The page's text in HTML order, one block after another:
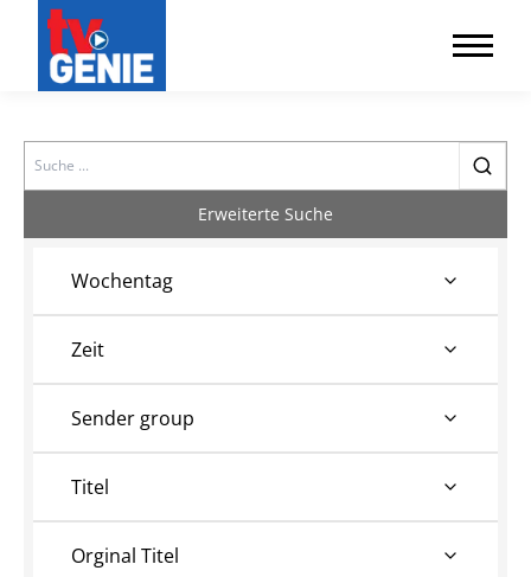
Search
Erweiterte Suche
Wochentag
Zeit
Sender group
Titel
Orginal Titel